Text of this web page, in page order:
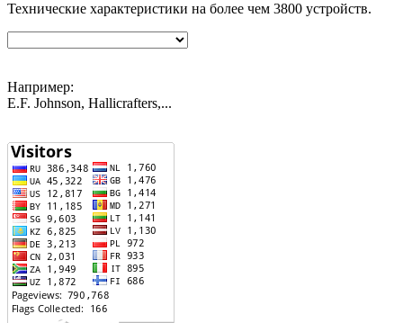
Технические характеристики на более чем 3800 устройств.
Например:
E.F. Johnson, Hallicrafters,...